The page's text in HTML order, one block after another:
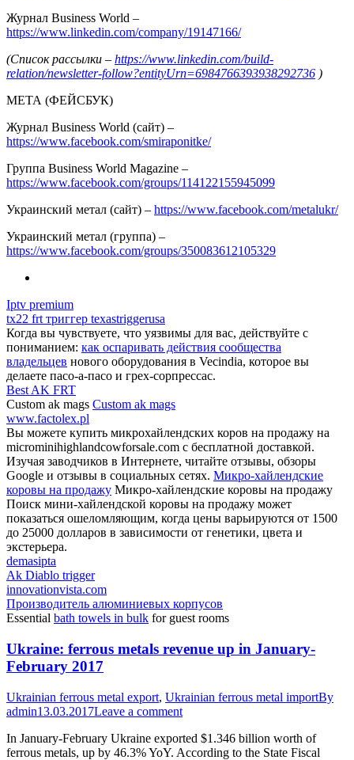
Журнал Business World –
https://www.linkedin.com/company/19147166/
(Список рассылки – https://www.linkedin.com/build-
relation/newsletter-follow?entityUrn=6984766393938292736 )
МЕТА (ФЕЙСБУК)
Журнал Business World (сайт) –
https://www.facebook.com/smiraponitke/
Группа Business World Magazine –
https://www.facebook.com/groups/114122155945099
Украинский метал (сайт) – https://www.facebook.com/metalukr/
Украинский метал (группа) –
https://www.facebook.com/groups/350083612105329
Iptv premium
tx22 frt триггер texastriggerusa
Когда вы чувствуете, что уязвимы для вас, действуйте с
пониманием: как оспаривать действия сообщества
владельцев нового оборудования в Vecindia, которое вы
делаете пасо-а-пасо и грех-сорпрессас.
Best AK FRT
Custom ak mags Custom ak mags
www.factolex.pl
Вы можете купить микрохайлендских коров на продажу на
microminihighlandcowforsale.com с бесплатной доставкой.
Изучая заводчиков в Интернете, читайте отзывы, обзоры
Google и отзывы в социальных сетях. Микро-хайлендские
коровы на продажу Микро-хайлендские коровы на продажу
Поиск мини-хайлендской коровы на продажу может
показаться ошеломляющим, когда цены варьируются от 1500
до 25000 долларов в зависимости от генетики, цвета и
экстерьера.
demasipta
Ak Diablo trigger
innovationvista.com
Производитель алюминиевых корпусов
Essential bath towels in bulk for guest rooms
Ukraine: ferrous metals revenue up in January-
February 2017
Ukrainian ferrous metal export, Ukrainian ferrous metal importBy
admin13.03.2017Leave a comment
In January-February Ukraine exported $1.346 billion worth of
ferrous metals, up by 46.3% YoY. According to the State Fiscal